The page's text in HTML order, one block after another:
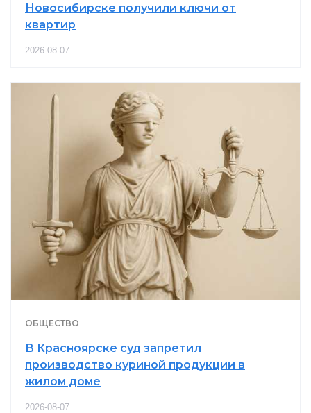
Новосибирске получили ключи от
квартир
2026-08-07
ОБЩЕСТВО
В Красноярске суд запретил
производство куриной продукции в
жилом доме
2026-08-07